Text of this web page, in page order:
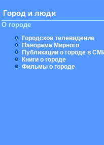
Город и люди
О городе
Городское телевидение
Панорама Мирного
Публикации о городе в
Книги о городе
Фильмы о городе